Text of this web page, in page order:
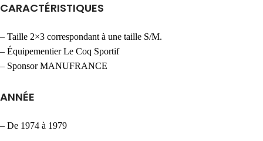
CARACTÉRISTIQUES
– Taille 2×3 correspondant à une taille S/M.
– Équipementier Le Coq Sportif
– Sponsor MANUFRANCE
ANNÉE
– De 1974 à 1979